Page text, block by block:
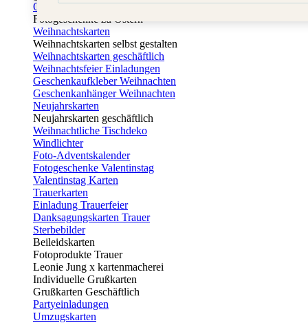
Osterkarten
Fotogeschenke zu Ostern
Weihnachtskarten
Weihnachtskarten selbst gestalten
Weihnachtskarten geschäftlich
Weihnachtsfeier Einladungen
Geschenkaufkleber Weihnachten
Geschenkanhänger Weihnachten
Neujahrskarten
Neujahrskarten geschäftlich
Weihnachtliche Tischdeko
Windlichter
Foto-Adventskalender
Fotogeschenke Valentinstag
Valentinstag Karten
Trauerkarten
Einladung Trauerfeier
Danksagungskarten Trauer
Sterbebilder
Beileidskarten
Fotoprodukte Trauer
Leonie Jung x kartenmacherei
Individuelle Grußkarten
Grußkarten Geschäftlich
Partyeinladungen
Umzugskarten